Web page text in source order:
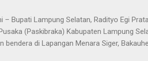
Atas n...
– Bupati Lampung Selatan, Radityo Egi
(Paskibraka) Kabupaten Lampung
bendera di Lapangan Menara Siger,